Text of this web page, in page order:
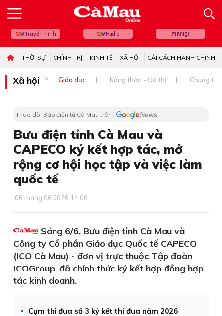
Truyền hình Radio ភាសាខ្មែរ
THỜI SỰ CHÍNH TRỊ KINH TẾ XÃ HỘI CẢI CÁCH HÀNH CHÍNH
Xã hội Giáo dục Nông thôn - Đô thị Chung
Theo dõi Báo điện tử Cà Mau trên
Bưu điện tỉnh Cà Mau và
CAPECO ký kết hợp tác, mở
rộng cơ hội học tập và việc làm
quốc tế
06 tháng 06 2026 14:06
Sáng 6/6, Bưu điện tỉnh Cà Mau và
Công ty Cổ phần Giáo dục Quốc tế CAPECO
(ICO Cà Mau) - đơn vị trực thuộc Tập đoàn
ICOGroup, đã chính thức ký kết hợp đồng hợp
tác kinh doanh.
Cụm thi đua số 3 ký kết thi đua năm 2026